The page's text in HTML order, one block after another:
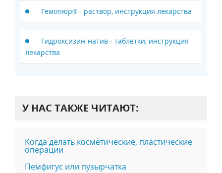
Гемопюр® - раствор, инструкция лекарства
Гидроксизин-натив - таблетки, инструкция
лекарства
У НАС ТАКЖЕ ЧИТАЮТ:
Когда делать косметические, пластические
операции
Пемфигус или пузырчатка